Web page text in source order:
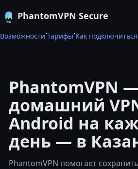
PhantomVPN Secure
Возможности·Тарифы·Как
PhantomVPN
домашний
Android на
день — в
PhantomVPN помогает